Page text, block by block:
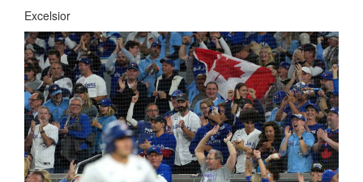
Excelsior